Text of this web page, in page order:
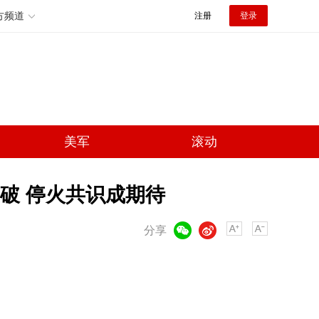
频道 注册 登录
美军 滚动
停火共识成期待
分享
微博